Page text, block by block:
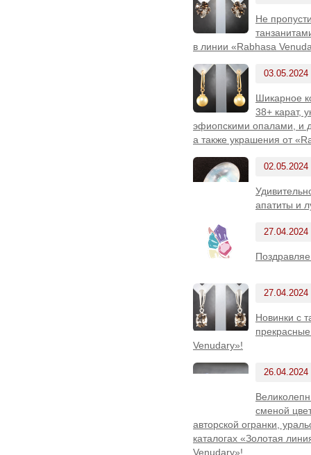
Не
в линии «Rabhasa
03.05.2024
Шикарное
38+ карат,
эфиопскими опалами, и
а также украшения от
02.05.2024
апатиты и
27.04.2024
27.04.2024
Новинки с
Venudary»!
26.04.2024
сменой
авторской огранки,
каталогах «Золотая
Venudary»!